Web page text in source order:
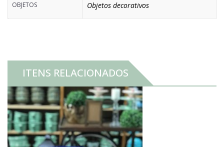
OBJETOS Objetos decorativos
ITENS RELACIONADOS